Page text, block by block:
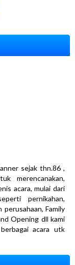
sejak thn.86 ,
merencanakan,
acara, mulai dari
pernikahan,
Family
Opening dll kami
acara utk